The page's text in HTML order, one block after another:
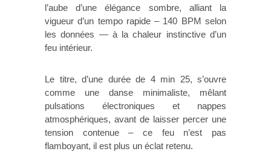
l’aube d’une élégance sombre, alliant la
vigueur d’un tempo rapide – 140 BPM selon
les données — à la chaleur instinctive d’un
feu intérieur.
Le titre, d’une durée de 4 min 25, s’ouvre
comme une danse minimaliste, mêlant
pulsations électroniques et nappes
atmosphériques, avant de laisser percer une
tension contenue – ce feu n’est pas
flamboyant, il est plus un éclat retenu.